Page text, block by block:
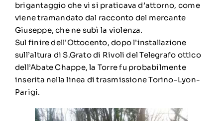
brigantaggio che vi si praticava d’attorno, come
viene tramandato dal racconto del mercante
Giuseppe, che ne subì la violenza.
Sul finire dell’Ottocento, dopo l’installazione
sull’altura di S.Grato di Rivoli del Telegrafo ottico
dell’Abate Chappe, la Torre fu probabilmente
inserita nella linea di trasmissione Torino-Lyon-
Parigi.